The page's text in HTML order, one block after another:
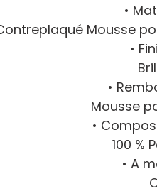
•
Mousse
•
•
Mousse
•
100 %
• A